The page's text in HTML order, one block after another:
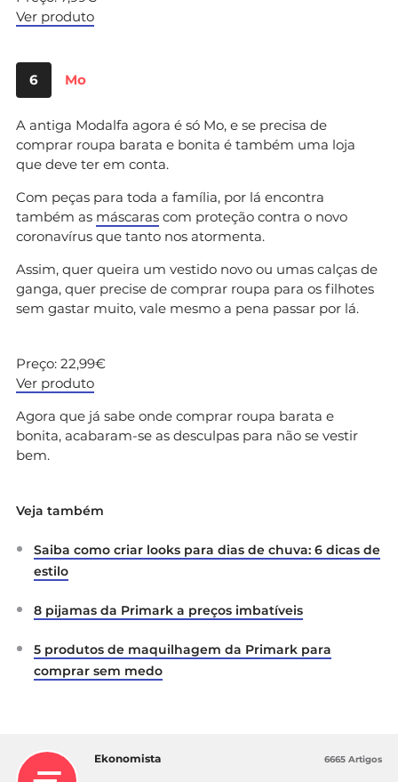
Ver produto
6 Mo
A antiga Modalfa agora é só Mo, e se precisa de
comprar roupa barata e bonita é também uma loja
que deve ter em conta.
Com peças para toda a família, por lá encontra
também as máscaras com proteção contra o novo
coronavírus que tanto nos atormenta.
Assim, quer queira um vestido novo ou umas calças de
ganga, quer precise de comprar roupa para os filhotes
sem gastar muito, vale mesmo a pena passar por lá.
Preço: 22,99€
Ver produto
Agora que já sabe onde comprar roupa barata e
bonita, acabaram-se as desculpas para não se vestir
bem.
Veja também
Saiba como criar looks para dias de chuva: 6 dicas de
estilo
8 pijamas da Primark a preços imbatíveis
5 produtos de maquilhagem da Primark para
comprar sem medo
Ekonomista 6665 Artigos